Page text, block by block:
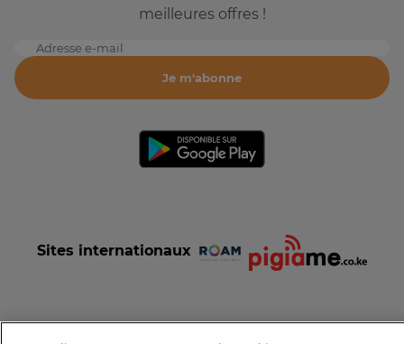
meilleures offres !
Adresse e-mail
Je m'abonne
Sites internationaux